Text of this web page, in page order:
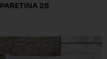
PARETINA 28